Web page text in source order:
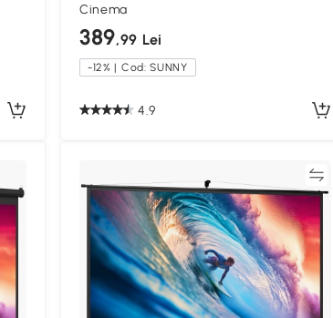
Cinema
389,99 Lei
-12% | Cod: SUNNY
4.9